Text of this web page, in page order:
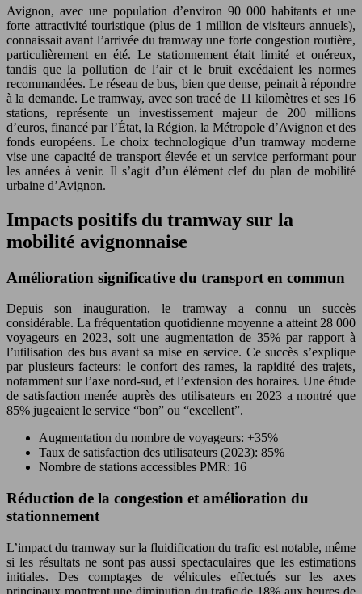
Avignon, avec une population d’environ 90 000 habitants et une
forte attractivité touristique (plus de 1 million de visiteurs annuels),
connaissait avant l’arrivée du tramway une forte congestion routière,
particulièrement en été. Le stationnement était limité et onéreux,
tandis que la pollution de l’air et le bruit excédaient les normes
recommandées. Le réseau de bus, bien que dense, peinait à répondre
à la demande. Le tramway, avec son tracé de 11 kilomètres et ses 16
stations, représente un investissement majeur de 200 millions
d’euros, financé par l’État, la Région, la Métropole d’Avignon et des
fonds européens. Le choix technologique d’un tramway moderne
vise une capacité de transport élevée et un service performant pour
les années à venir. Il s’agit d’un élément clef du plan de mobilité
urbaine d’Avignon.
Impacts positifs du tramway sur la
mobilité avignonnaise
Amélioration significative du transport en commun
Depuis son inauguration, le tramway a connu un succès
considérable. La fréquentation quotidienne moyenne a atteint 28 000
voyageurs en 2023, soit une augmentation de 35% par rapport à
l’utilisation des bus avant sa mise en service. Ce succès s’explique
par plusieurs facteurs: le confort des rames, la rapidité des trajets,
notamment sur l’axe nord-sud, et l’extension des horaires. Une étude
de satisfaction menée auprès des utilisateurs en 2023 a montré que
85% jugeaient le service “bon” ou “excellent”.
Augmentation du nombre de voyageurs: +35%
Taux de satisfaction des utilisateurs (2023): 85%
Nombre de stations accessibles PMR: 16
Réduction de la congestion et amélioration du
stationnement
L’impact du tramway sur la fluidification du trafic est notable, même
si les résultats ne sont pas aussi spectaculaires que les estimations
initiales. Des comptages de véhicules effectués sur les axes
principaux montrent une diminution du trafic de 18% aux heures de